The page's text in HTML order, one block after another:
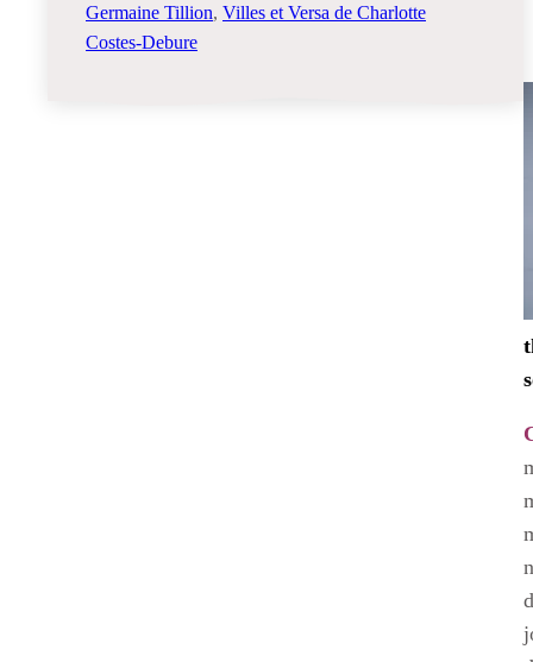
Germaine Tillion, Villes et Versa de Charlotte
Costes-Debure